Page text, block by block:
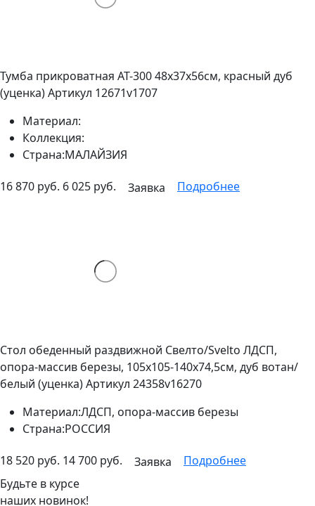
Тумба прикроватная AT-300 48х37х56см, красный дуб
(уценка)Артикул 12671v1707
Материал:
Коллекция:
Страна:МАЛАЙЗИЯ
16 870 руб. 6 025 руб. Заявка Подробнее
Стол обеденный раздвижной Свелто/Svelto ЛДСП,
опора-массив березы, 105х105-140х74,5см, дуб вотан/
белый (уценка)Артикул 24358v16270
Материал:ЛДСП, опора-массив березы
Страна:РОССИЯ
18 520 руб. 14 700 руб. Заявка
Подробнее
Будьте в курсе
наших новинок!